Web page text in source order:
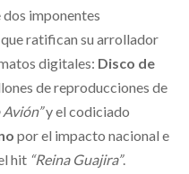
imponentes
ratifican su arrollador
digitales: Disco de
de reproducciones de
y el codiciado
por el impacto nacional e
hit “Reina Guajira”.